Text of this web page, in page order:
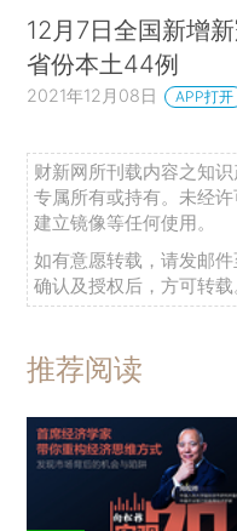
12月7日全国新增
省份本土44例
2021年12月08日 APP打开
财新网所刊载内容之知
专属所有或持有。未经
建立镜像等任何使用。
如有意愿转载，请发邮件
确认及授权后，方可转载
推荐阅读